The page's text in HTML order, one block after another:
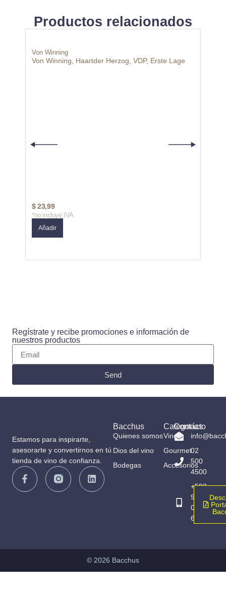
Productos relacionados
Von Winning
Von Winning, Haartder Herzog, VDP, Erste Lage
$23,99
*no incluye IVA
Añadir
Regístrate y recibe promociones e información de
nuestros productos
Send
Estamos para inspirarte,
asesorarte y convertirnos en tú
tienda de vino de confianza.
Bacchus
Quienes somos
Dios del vino
Bodegas
Categorías
Vinos
Gourmet
Accesorios
Contacto
02
500
4500
+593
98
065
6836
© 2026 Bacchus